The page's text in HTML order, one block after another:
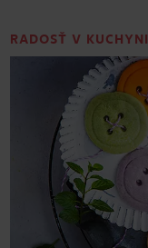
RADOSŤ V KUCHYNI